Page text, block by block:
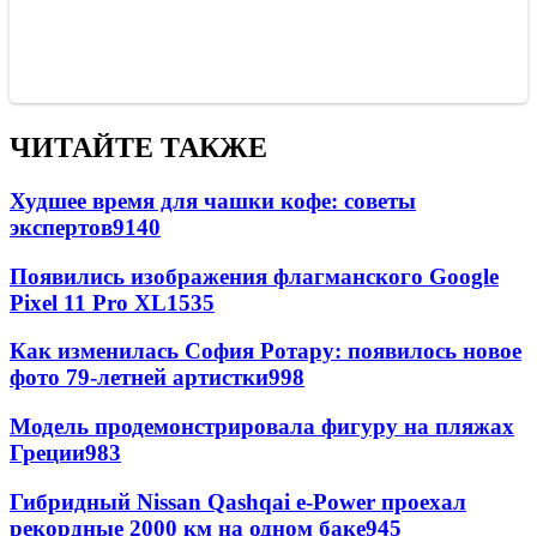
ЧИТАЙТЕ ТАКЖЕ
Худшее время для чашки кофе: советы
экспертов9140
Появились изображения флагманского Google
Pixel 11 Pro XL1535
Как изменилась София Ротару: появилось новое
фото 79-летней артистки998
Модель продемонстрировала фигуру на пляжах
Греции983
Гибридный Nissan Qashqai e-Power проехал
рекордные 2000 км на одном баке945